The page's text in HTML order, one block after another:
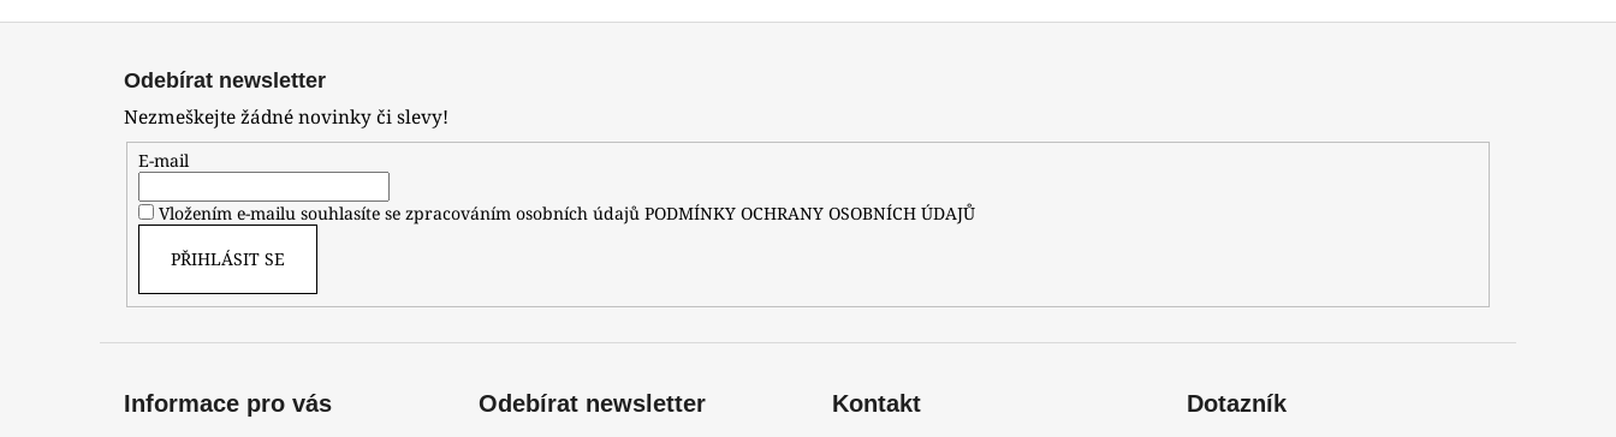
Odebírat newsletter
Nezmeškejte žádné novinky či slevy!
E-mail
Vložením e-mailu souhlasíte se zpracováním osobních údajů PODMÍNKY OCHRANY OSOBNÍCH ÚDAJŮ
PŘIHLÁSIT SE
Informace pro vás Odebírat newsletter Kontakt Dotazník